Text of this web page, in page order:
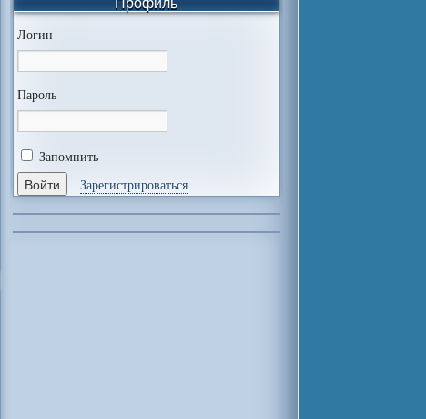
Логин
Пароль
Запомнить
Зарегистрироваться